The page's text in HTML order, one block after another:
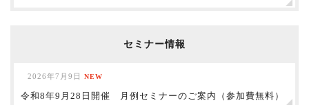
セミナー情報
2026年7月9日 NEW
令和8年9月28日開催 月例セミナーのご案内（参加費無料）